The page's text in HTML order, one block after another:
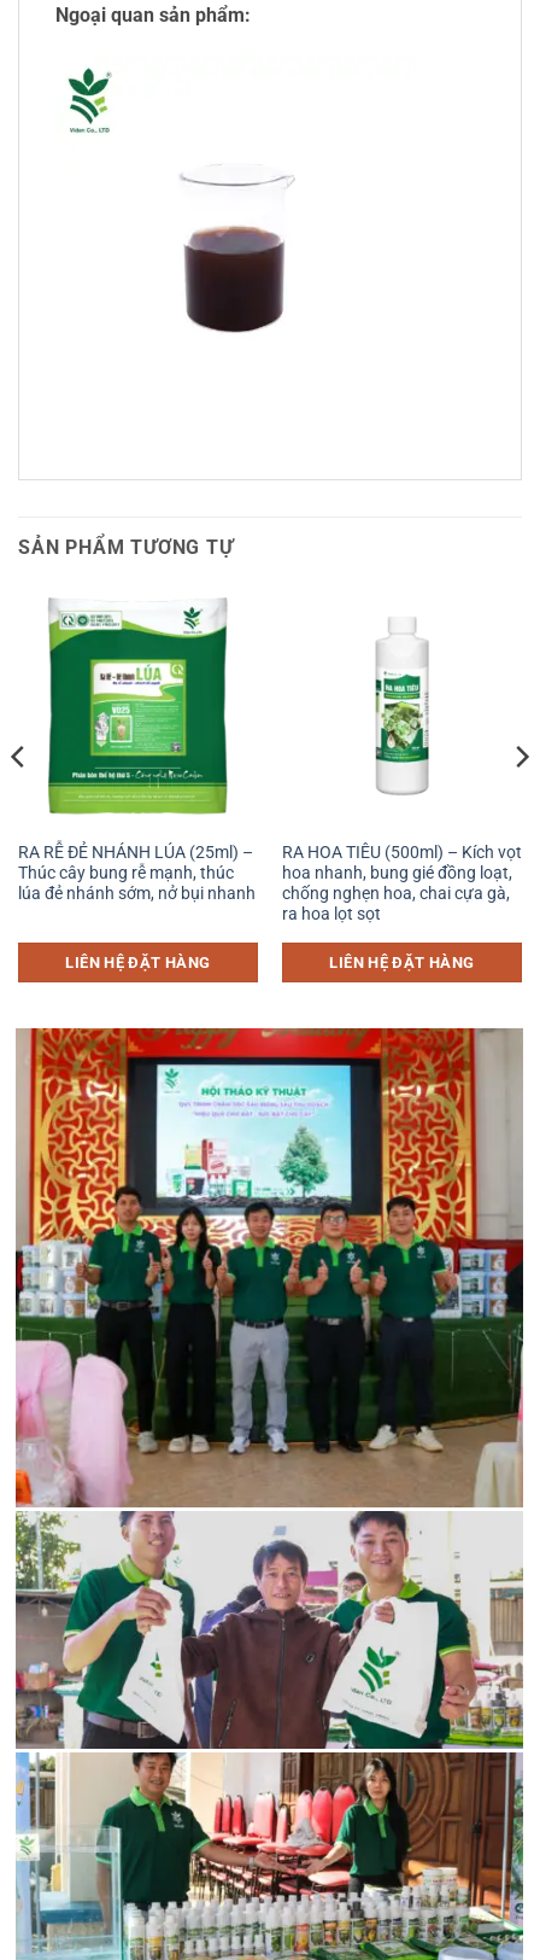
Ngoại quan sản phẩm:
SẢN PHẨM TƯƠNG TỰ
RA RỄ ĐẺ NHÁNH LÚA (25ml) –
Thúc cây bung rễ mạnh, thúc
lúa đẻ nhánh sớm, nở bụi nhanh
LIÊN HỆ ĐẶT HÀNG
RA HOA TIÊU (500ml) – Kích vọt
hoa nhanh, bung gié đồng loạt,
chống nghẹn hoa, chai cựa gà,
ra hoa lọt sọt
LIÊN HỆ ĐẶT HÀNG